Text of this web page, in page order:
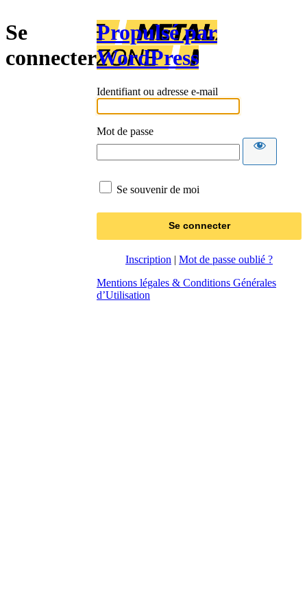
Se
connecter
Propulsé par
WordPress
Identifiant ou adresse e-mail
Mot de passe
Se souvenir de moi
Inscription | Mot de passe oublié ?
Mentions légales & Conditions Générales
d’Utilisation